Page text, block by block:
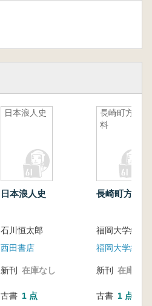
日本浪人史
日本浪人史
石川恒太郎
西田書店
新刊 在庫なし
古書 1 点
長崎町方史
料
長崎町方史料
福岡大学総合
福岡大学総合
新刊 在庫なし
古書 1 点